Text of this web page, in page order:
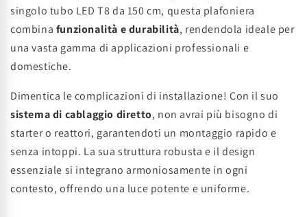
singolo tubo LED T8 da 150 cm, questa plafoniera
combina funzionalità e durabilità, rendendola ideale per
una vasta gamma di applicazioni professionali e
domestiche.
Dimentica le complicazioni di installazione! Con il suo
sistema di cablaggio diretto, non avrai più bisogno di
starter o reattori, garantendoti un montaggio rapido e
senza intoppi. La sua struttura robusta e il design
essenziale si integrano armoniosamente in ogni
contesto, offrendo una luce potente e uniforme.